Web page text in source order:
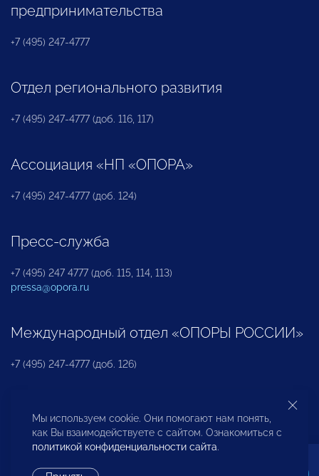
предпринимательства
+7 (495) 247-4777
Отдел регионального развития
+7 (495) 247-4777 (доб. 116, 117)
Ассоциация «НП «ОПОРА»
+7 (495) 247-4777 (доб. 124)
Пресс-служба
+7 (495) 247 4777 (доб. 115, 114, 113)
pressa@opora.ru
Международный отдел «ОПОРЫ РОССИИ»
+7 (495) 247-4777 (доб. 126)
Бюро по защите прав предпринимателей и
инвесторов
Мы используем cookie. Они помогают нам понять,
как Вы взаимодействуете с сайтом. Ознакомиться с
политикой конфиденциальности сайта.